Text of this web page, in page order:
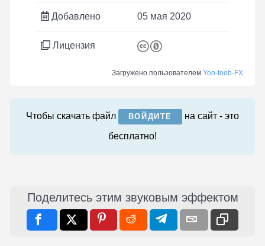
Добавлено 05 мая 2020
Лицензия
Загружено пользователем Yoo-toob-FX
Чтобы скачать файл ВОЙДИТЕ
на сайт - это
бесплатно!
Поделитесь этим звуковым эффектом